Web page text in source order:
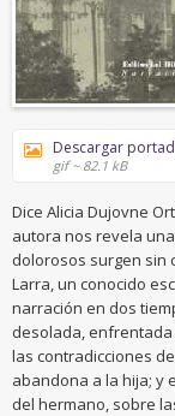
Descargar
gif ~ 82.1 kB
Dice Alicia Dujovne
autora nos revela
dolorosos surgen sin
Larra, un conocido
narración en dos
desolada,
las contradicciones
abandona a la hija; y
del hermano, sobre